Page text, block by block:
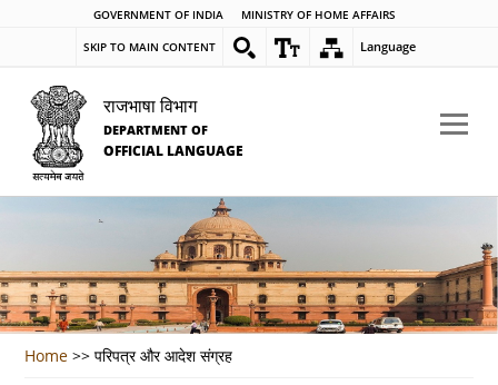
GOVERNMENT OF INDIA MINISTRY OF HOME AFFAIRS
SKIP TO MAIN CONTENT Language
राजभाषा विभाग
DEPARTMENT OF
OFFICIAL LANGUAGE
Home >>परिपत्र और आदेश संग्रह